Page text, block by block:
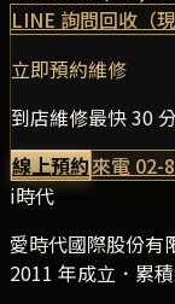
LINE 詢問回收（
立即預約維修
到店維修最快 30
線上預約來電 02-
i時代
愛時代國際股份有
2011 年成立．累